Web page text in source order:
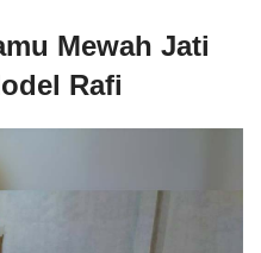
Mewah Jati
Rafi